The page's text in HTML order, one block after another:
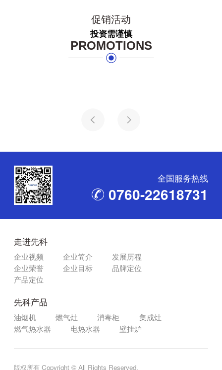
促销活动
投资需谨慎
PROMOTIONS
全国服务热线
0760-22618731
走进先科
企业视频 企业简介
发展历程
企业荣誉
企业目标
品牌定位
产品定位
先科产品
油烟机 燃气灶 消毒柜
集成灶
燃气热水器
电热水器 壁挂炉
版权所有 Copyright © All Rights Reserved.